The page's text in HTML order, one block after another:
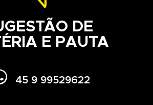
DE
E PAUTA
45 9 99529622